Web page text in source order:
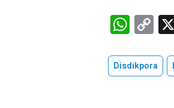
W
h
at
s
C
o
py
Li
Disdikpora